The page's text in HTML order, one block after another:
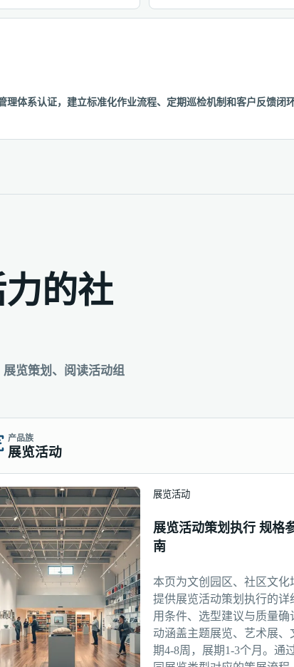
理体系认证，建立标准化作业流程、定期巡检机制和客户反馈闭
的社
览策划、阅读活动组
产品族
展览活动
展览活动
展览活动策划执行 规格
南
本页为文创园区、社区文化
提供展览活动策划执行的详
用条件、选型建议与质量确
动涵盖主题展览、艺术展、
期4-8周，展期1-3个月。通